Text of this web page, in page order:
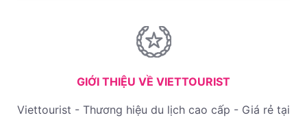
GIỚI THIỆU VỀ VIETTOURIST
Viettourist - Thương hiệu du lịch cao cấp - Giá rẻ tại